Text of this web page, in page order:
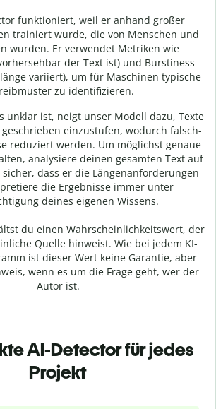
funktioniert, weil er anhand großer
trainiert wurde, die von Menschen und
wurden. Er verwendet Metriken wie
der Text ist) und Burstiness
variiert), um für Maschinen typische
zu identifizieren.
unklar ist, neigt unser Modell dazu, Texte
einzustufen, wodurch falsch-
reduziert werden. Um möglichst genaue
analysiere deinen gesamten Text auf
dass er die Längenanforderungen
die Ergebnisse immer unter
deines eigenen Wissens.
du einen Wahrscheinlichkeitswert, der
Quelle hinweist. Wie bei jedem KI-
ist dieser Wert keine Garantie, aber
wenn es um die Frage geht, wer der
Autor ist.
AI-Detector für jedes
Projekt